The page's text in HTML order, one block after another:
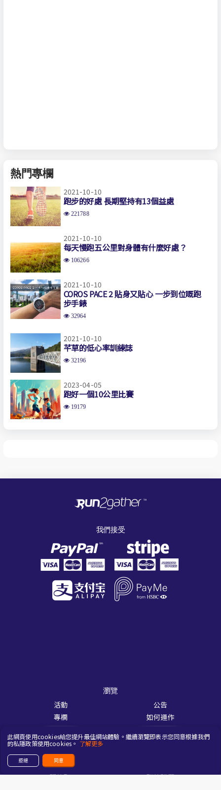
熱門專欄
2021-10-10
跑步的好處 長期堅持有13個益處
221788
2021-10-10
每天慢跑五公里對身體有什麼好處？
106266
2021-10-10
COROS PACE 2 貼身又貼心 一步到位嘅跑
步手錶
32964
2021-10-10
芊草的低心率訓練誌
32196
2023-04-05
跑好一個10公里比賽
19179
我們接受
瀏覽
活動
公告
專欄
如何運作
使用指南
R2里數積分
業務範圍
關於R2
聯絡我們
此網頁使用cookies給您提升最佳網站體驗。繼續瀏覽即表示您同意根據我們
的私隱政策使用cookies。 了解更多
拒絕 同意